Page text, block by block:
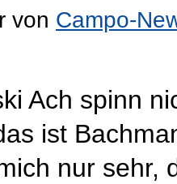
von Campo-
Ach spinn
ist
nur sehr,